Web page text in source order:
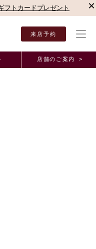
フトカードプレゼント ×
来店予約
店舗のご案内 >